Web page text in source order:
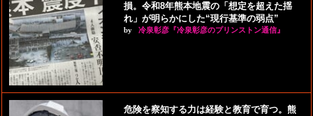
損。令和8年熊本地震の「想定を超えた揺
れ」が明らかにした“現行基準の弱点”
by 冷泉彰彦『冷泉彰彦のプリンストン通信』
危険を察知する力は経験と教育で育つ。熊